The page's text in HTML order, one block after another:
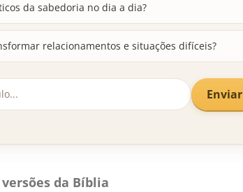
da sabedoria no dia a dia?
relacionamentos e situações difíceis?
Enviar
da Bíblia